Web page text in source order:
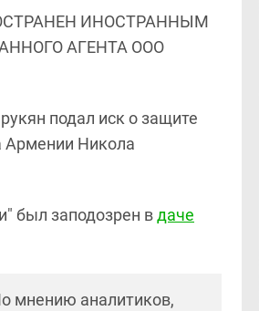
ИНОСТРАННЫМ
АГЕНТА ООО
подал иск о защите
Армении Никола
был заподозрен вдаче
мнению аналитиков,